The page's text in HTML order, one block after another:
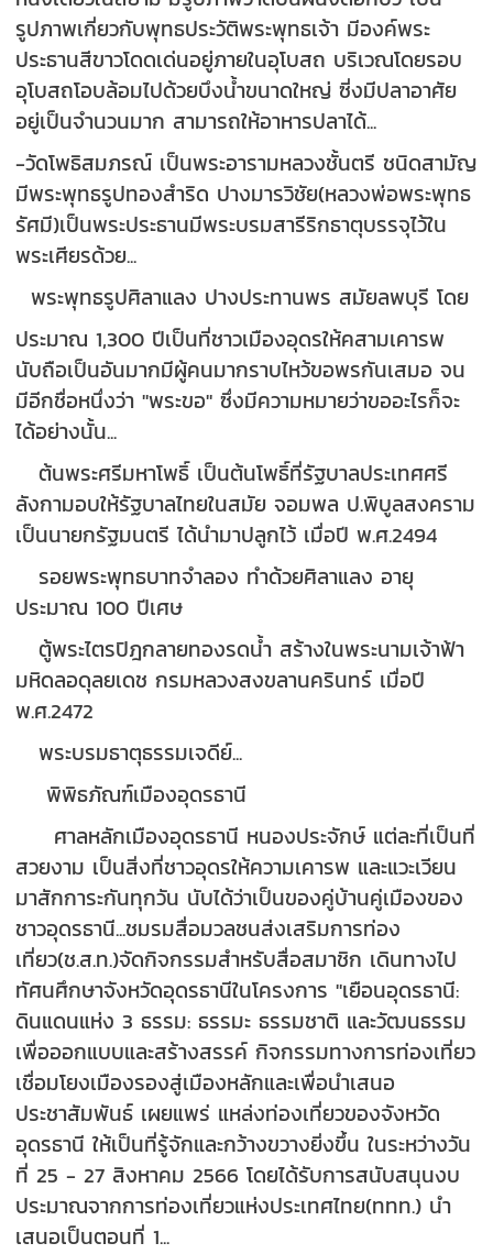
รูปภาพเกี่ยวกับพุทธประวัติพระพุทธเจ้า มีองค์พระ
ประธานสีขาวโดดเด่นอยู่ภายในอุโบสถ บริเวณโดยรอบ
อุโบสถโอบล้อมไปด้วยบึงน้ำขนาดใหญ่ ซี่งมีปลาอาศัย
อยู่เป็นจำนวนมาก สามารถให้อาหารปลาได้...
-วัดโพธิสมภรณ์ เป็นพระอารามหลวงชั้นตรี ชนิดสามัญ
มีพระพุทธรูปทองสำริด ปางมารวิชัย(หลวงพ่อพระพุทธ
รัศมี)เป็นพระประธานมีพระบรมสารีริกธาตุบรรจุไว้ใน
พระเศียรด้วย...
พระพุทธรูปศิลาแลง ปางประทานพร สมัยลพบุรี โดย
ประมาณ 1,300 ปีเป็นที่ชาวเมืองอุดรให้คสามเคารพ
นับถือเป็นอันมากมีผู้คนมากราบไหว้ขอพรกันเสมอ จน
มีอีกชื่อหนึ่งว่า "พระขอ" ซึ่งมีความหมายว่าขออะไรก็จะ
ได้อย่างนั้น...
ต้นพระศรีมหาโพธิ์ เป็นต้นโพธิ์ที่รัฐบาลประเทศศรี
ลังกามอบให้รัฐบาลไทยในสมัย จอมพล ป.พิบูลสงคราม
เป็นนายกรัฐมนตรี ได้นำมาปลูกไว้ เมื่อปี พ.ศ.2494
รอยพระพุทธบาทจำลอง ทำด้วยศิลาแลง อายุ
ประมาณ 100 ปีเศษ
ตู้พระไตรปิฎกลายทองรดน้ำ สร้างในพระนามเจ้าฟ้า
มหิดลอดุลยเดช กรมหลวงสงขลานครินทร์ เมื่อปี
พ.ศ.2472
พระบรมธาตุธรรมเจดีย์...
พิพิธภัณฑ์เมืองอุดรธานี
ศาลหลักเมืองอุดรธานี หนองประจักษ์ แต่ละที่เป็นที่
สวยงาม เป็นสิ่งที่ชาวอุดรให้ความเคารพ และแวะเวียน
มาสักการะกันทุกวัน นับได้ว่าเป็นของคู่บ้านคู่เมืองของ
ชาวอุดรธานี...ชมรมสื่อมวลชนส่งเสริมการท่อง
เที่ยว(ช.ส.ท.)จัดกิจกรรมสำหรับสื่อสมาชิก เดินทางไป
ทัศนศึกษาจังหวัดอุดรธานีในโครงการ "เยือนอุดรธานี:
ดินแดนแห่ง 3 ธรรม: ธรรมะ ธรรมชาติ และวัฒนธรรม
เพื่อออกแบบและสร้างสรรค์ กิจกรรมทางการท่องเที่ยว
เชื่อมโยงเมืองรองสู่เมืองหลักและเพื่อนำเสนอ
ประชาสัมพันธ์ เผยแพร่ แหล่งท่องเที่ยวของจังหวัด
อุดรธานี ให้เป็นที่รู้จักและกว้างขวางยิ่งขึ้น ในระหว่างวัน
ที่ 25 - 27 สิงหาคม 2566 โดยได้รับการสนับสนุนงบ
ประมาณจากการท่องเที่ยวแห่งประเทศไทย(ททท.) นำ
เสนอเป็นตอนที่ 1...